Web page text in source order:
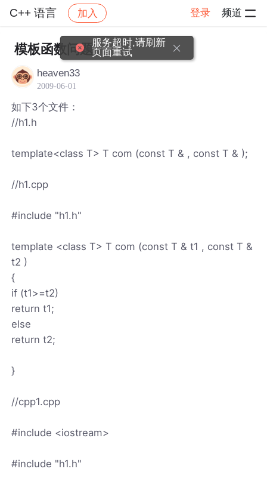
C++ 语言 加入 登录 频道
社区 C++ 语言 帖子详情
模板函数问题
heaven33
2009-06-01
如下3个文件：
//h1.h
template<class T> T com (const T & , const T & );
//h1.cpp
#include "h1.h"
template <class T> T com (const T & t1 , const T &
t2 )
{
if (t1>=t2)
return t1;
else
return t2;
}
//cpp1.cpp
#include <iostream>
#include "h1.h"
服务超时,请刷新
页面重试